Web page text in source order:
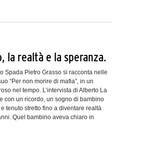
la realtà e la speranza.
Spada Pietro Grasso si racconta nelle
“Per non morire di mafia”, in un
nel tempo. L’intervista di Alberto La
con un ricordo, un sogno di bambino
tenuto stretto fino a diventare realtà
Quel bambino aveva chiaro in